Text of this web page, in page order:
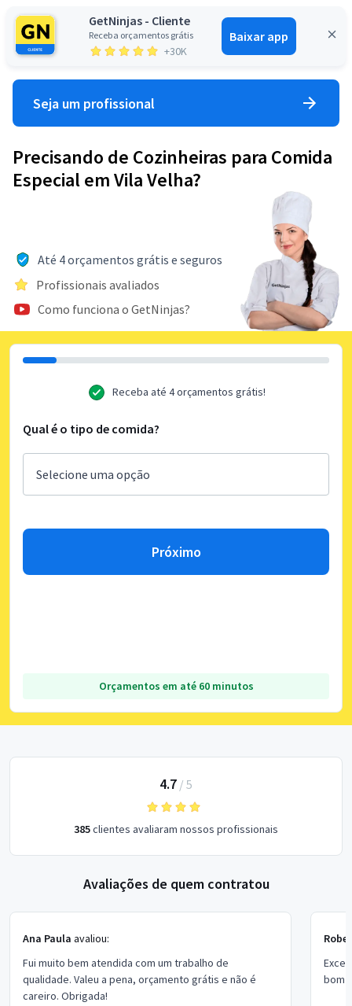
GetNinjas - Cliente
Receba orçamentos grátis
+30K
Baixar app
Entrar
Seja um profissional
Precisando de Cozinheiras para Comida
Especial em Vila Velha?
Até 4 orçamentos grátis e seguros
Profissionais avaliados
Como funciona o GetNinjas?
Receba até 4 orçamentos grátis!
Qual é o tipo de comida?
Próximo
Orçamentos em até 60 minutos
4.7 / 5
385clientes avaliaram nossos profissionais
Avaliações de quem contratou
Ana Paula avaliou:
Fui muito bem atendida com um trabalho de
qualidade. Valeu a pena, orçamento grátis e não é
careiro. Obrigada!
bom